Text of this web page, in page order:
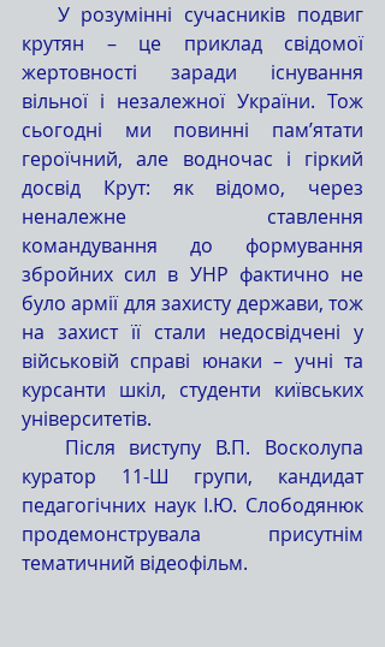
крутян – це приклад свідомої
жертовності заради існування
вільної і незалежної України. Тож
сьогодні ми повинні пам’ятати
героїчний, але водночас і гіркий
досвід Крут: як відомо, через
неналежне ставлення
командування до формування
збройних сил в УНР фактично не
було армії для захисту держави, тож
на захист її стали недосвідчені у
військовій справі юнаки – учні та
курсанти шкіл, студенти київських
університетів.
куратор 11-Ш групи, кандидат
педагогічних наук І.Ю. Слободянюк
продемонструвала присутнім
тематичний відеофільм.